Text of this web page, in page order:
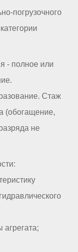
погрузочного
- полное или
Стаж
(обогащение,
не